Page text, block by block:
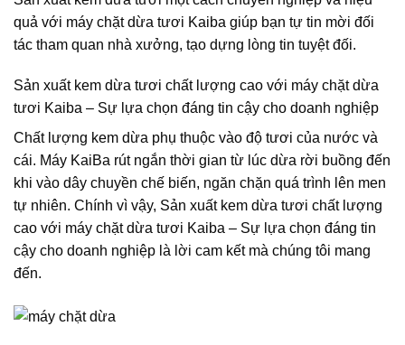
quả với máy chặt dừa tươi Kaiba giúp bạn tự tin mời đối
tác tham quan nhà xưởng, tạo dựng lòng tin tuyệt đối.
Sản xuất kem dừa tươi chất lượng cao với máy chặt dừa
tươi Kaiba – Sự lựa chọn đáng tin cậy cho doanh nghiệp
Chất lượng kem dừa phụ thuộc vào độ tươi của nước và
cái. Máy KaiBa rút ngắn thời gian từ lúc dừa rời buồng đến
khi vào dây chuyền chế biến, ngăn chặn quá trình lên men
tự nhiên. Chính vì vậy, Sản xuất kem dừa tươi chất lượng
cao với máy chặt dừa tươi Kaiba – Sự lựa chọn đáng tin
cậy cho doanh nghiệp là lời cam kết mà chúng tôi mang
đến.